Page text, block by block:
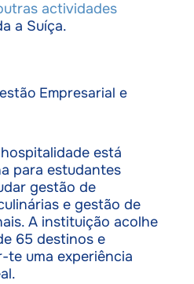
actividades
a Suíça.
Empresarial e
está
para estudantes
gestão de
e gestão de
A instituição acolhe
65 destinos e
uma experiência